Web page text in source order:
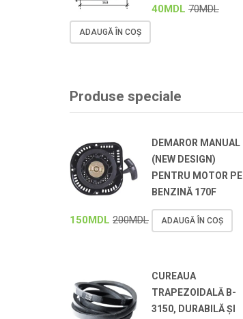
40MDL 70MDL
ADAUGĂ ÎN COȘ
Produse speciale
DEMAROR MANUAL
(NEW DESIGN)
PENTRU MOTOR PE
BENZINĂ 170F
150MDL 200MDL ADAUGĂ ÎN COȘ
CUREAUA
TRAPEZOIDALĂ B-
3150, DURABILĂ ȘI